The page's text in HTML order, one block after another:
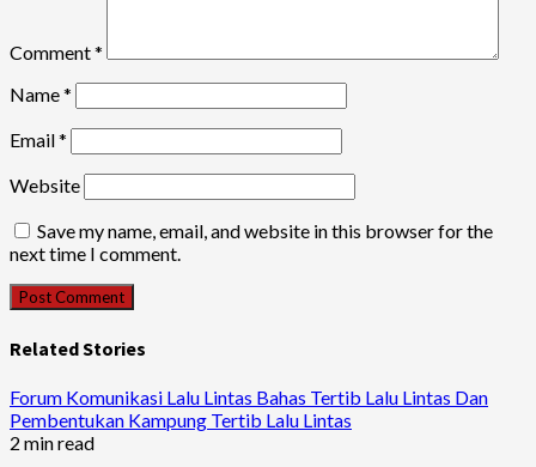
Comment*
Name*
Email*
Website
Save my name, email, and website in this browser for the
next time I comment.
Related Stories
Forum Komunikasi Lalu Lintas Bahas Tertib Lalu Lintas Dan
Pembentukan Kampung Tertib Lalu Lintas
2 min read